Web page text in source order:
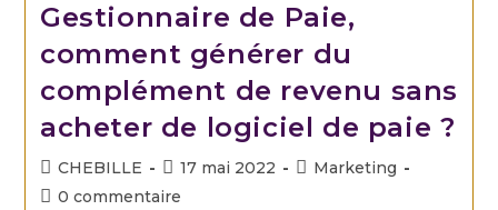
Gestionnaire de Paie,
comment générer du
complément de revenu sans
acheter de logiciel de paie ?
CHEBILLE 17 mai 2022
Marketing
0 commentaire